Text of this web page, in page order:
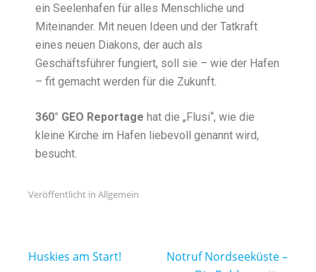
ein Seelenhafen für alles Menschliche und
Miteinander. Mit neuen Ideen und der Tatkraft
eines neuen Diakons, der auch als
Geschäftsführer fungiert, soll sie – wie der Hafen
– fit gemacht werden für die Zukunft.
360° GEO Reportage hat die „Flusi“, wie die
kleine Kirche im Hafen liebevoll genannt wird,
besucht.
Veröffentlicht in Allgemein
Huskies am Start!
Notruf Nordseeküste –